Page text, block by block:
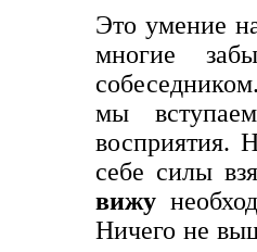
Это умение
многие
мы
восприятия.
себе силы
вижу
Ничего не